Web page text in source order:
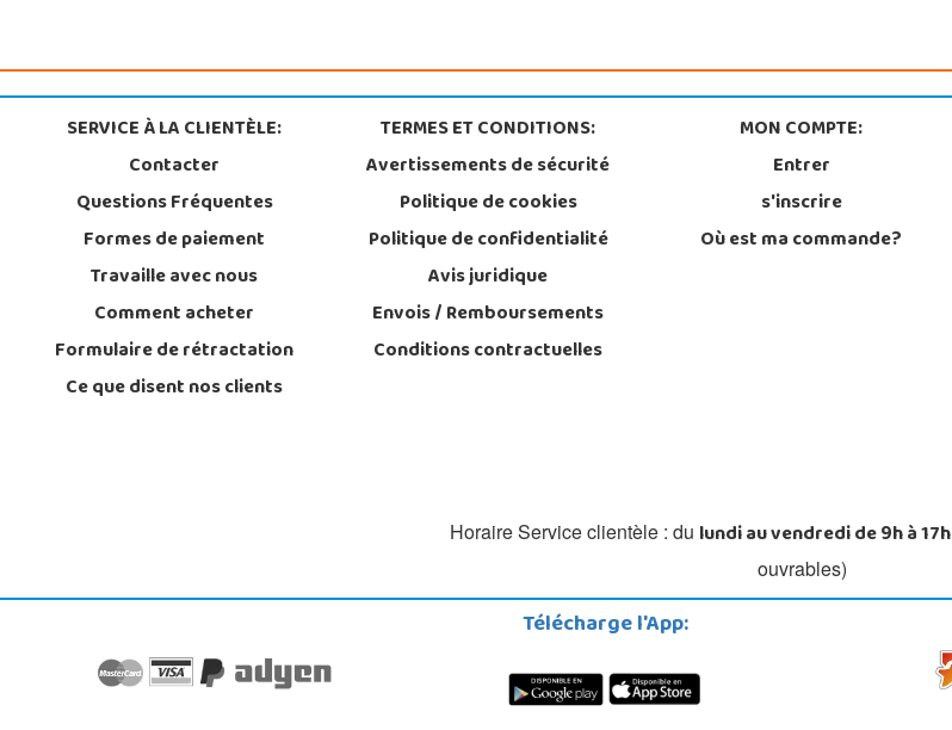
SERVICE À LA CLIENTÈLE:
Contacter
Questions Fréquentes
Formes de paiement
Travaille avec nous
Comment acheter
Formulaire de rétractation
Ce que disent nos clients
TERMES ET CONDITIONS:
Avertissements de sécurité
Politique de cookies
Politique de confidentialité
Avis juridique
Envois / Remboursements
Conditions contractuelles
MON COMPTE:
Entrer
s'inscrire
Où est ma commande?
Horaire Service clientèle : du lundi au vendredi de 9h à 17h
ouvrables)
Télécharge l'App: